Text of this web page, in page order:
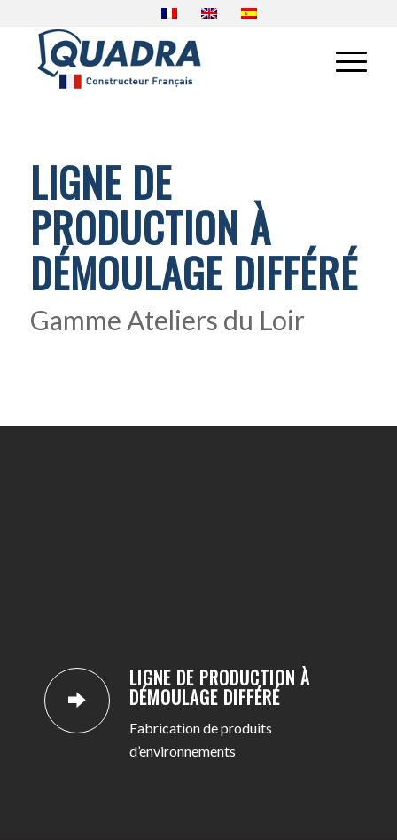
LIGNE DE
PRODUCTION À
DÉMOULAGE DIFFÉRÉ
Gamme Ateliers du Loir
LIGNE DE PRODUCTION À
DÉMOULAGE DIFFÉRÉ
Fabrication de produits
d’environnements